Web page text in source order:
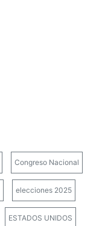
Congreso Nacional
elecciones 2025
ESTADOS UNIDOS